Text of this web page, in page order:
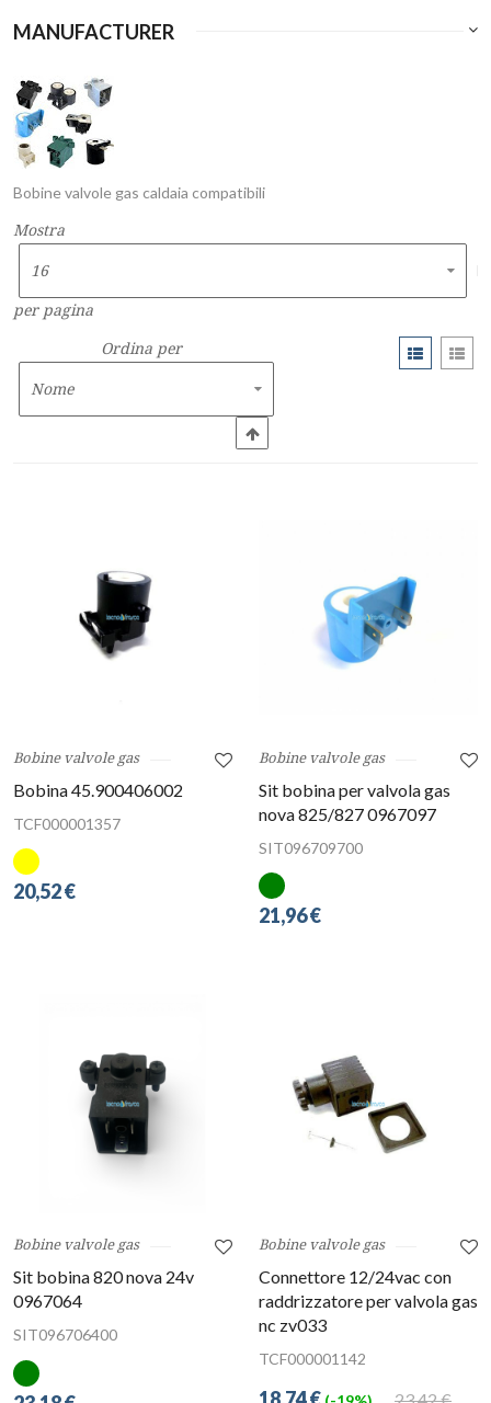
MANUFACTURER
Bobine valvole gas caldaia compatibili
Mostra
per pagina
Ordina per
Bobine valvole gas
Bobina 45.900406002
TCF000001357
20,52 €
Bobine valvole gas
Sit bobina per valvola gas
nova 825/827 0967097
SIT096709700
21,96 €
Bobine valvole gas
Sit bobina 820 nova 24v
0967064
SIT096706400
Bobine valvole gas
Connettore 12/24vac con
raddrizzatore per valvola gas
nc zv033
TCF000001142